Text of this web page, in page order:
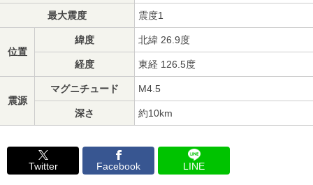
最大震度 震度1
位置
緯度 北緯 26.9度
経度 東経 126.5度
震源
マグニチュード M4.5
深さ 約10km
Twitter Facebook LINE